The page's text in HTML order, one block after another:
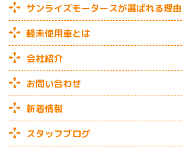
サンライズモータースが選ばれる理由
軽未使用車とは
会社紹介
お問い合わせ
新着情報
スタッフブログ